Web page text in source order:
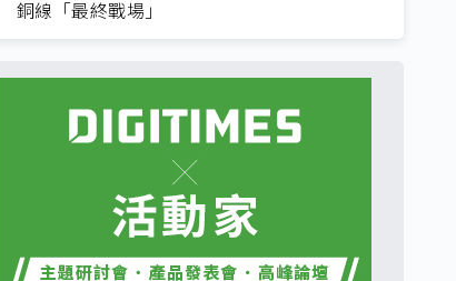
銅線「最終戰場」